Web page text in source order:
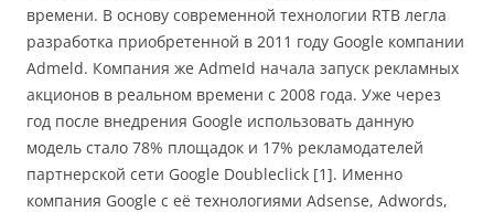
времени. В основу современной технологии RTB легла
разработка приобретенной в 2011 году Google компании
Admeld. Компания же AdmeId начала запуск рекламных
акционов в реальном времени c 2008 года. Уже через
год после внедрения Google использовать данную
модель стало 78% площадок и 17% рекламодателей
партнерской сети Google Doubleсlick [1]. Именно
компания Google с её технологиями Adsense, Adwords,